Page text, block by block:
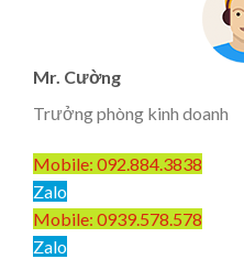
Mr. Cường
Trưởng phòng kinh doanh
Mobile: 092.884.3838
Zalo
Mobile: 0939.578.578
Zalo